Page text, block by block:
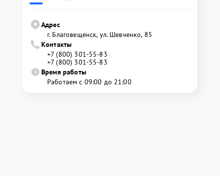
Адрес
г. Благовещенск, ул. Шевченко, 85
Контакты
+7 (800) 301-55-83
+7 (800) 301-55-83
Время работы
Работаем с 09:00 до 21:00